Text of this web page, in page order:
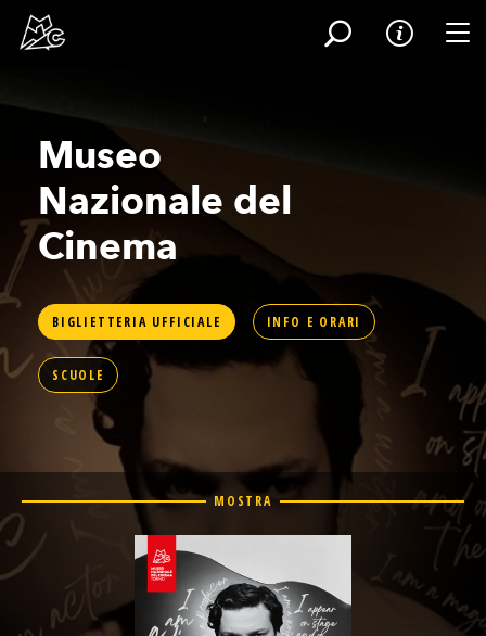
contenuto
principaleMuseo
Nazionale del
Cinema
BIGLIETTERIA UFFICIALE INFO E ORARI
SCUOLE
MOSTRA